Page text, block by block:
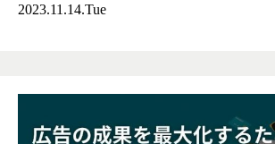
2023.11.14.Tue